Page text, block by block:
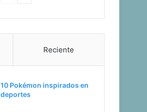
Reciente
10 Pokémon inspirados en
deportes